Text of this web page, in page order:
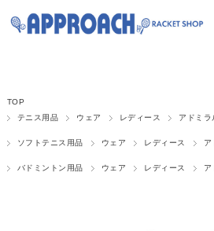
TOP
テニス用品
ウェア レディース アドミラ
ソフトテニス用品 ウェア レディース ア
バドミントン用品 ウェア レディース ア